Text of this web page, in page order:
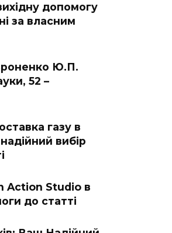
допомогу
за власним
Ю.П.
52 –
газу в
вибір
Action Studio в
до статті